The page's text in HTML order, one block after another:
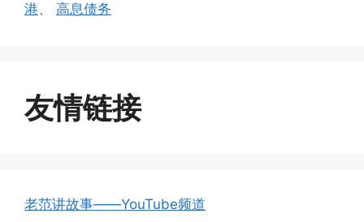
港、 高息债务
友情链接
老范讲故事——YouTube频道